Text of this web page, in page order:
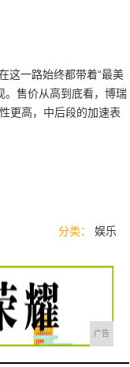
这一路始终都带着“最美
。售价从高到底看，博瑞
更高，中后段的加速表
分类： 娱乐
广告